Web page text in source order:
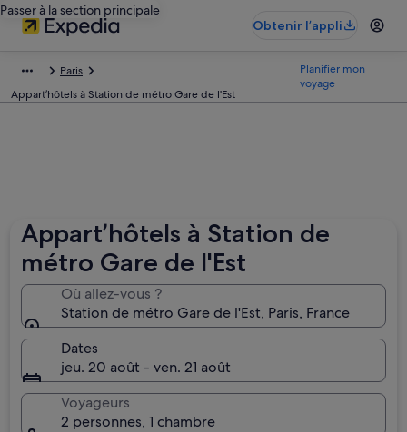
Passer à la section principale
Obtenir l’appli
Paris
Appart’hôtels à Station de métro Gare de l'Est
Planifier mon
voyage
Appart’hôtels à Station de
métro Gare de l'Est
Où allez-vous ?
Station de métro Gare de l'Est, Paris, France
Dates
jeu. 20 août - ven. 21 août
Voyageurs
2 personnes, 1 chambre